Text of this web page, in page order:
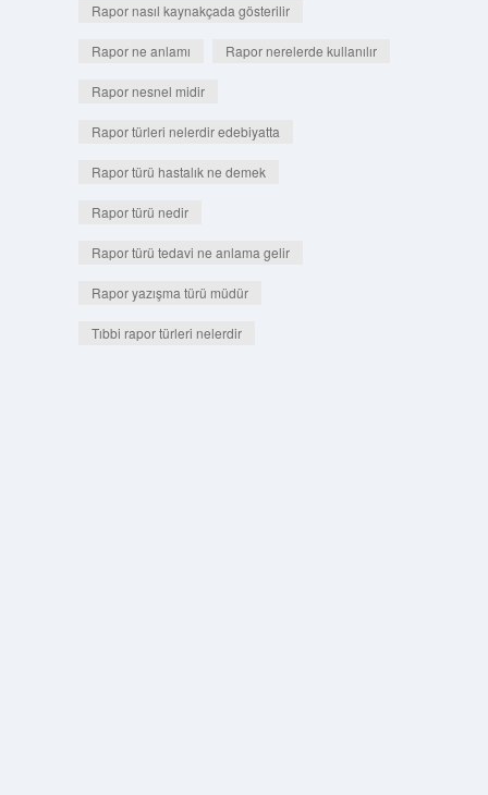
Rapor nasıl kaynakçada gösterilir
Rapor ne anlamı Rapor nerelerde kullanılır
Rapor nesnel midir
Rapor türleri nelerdir edebiyatta
Rapor türü hastalık ne demek
Rapor türü nedir
Rapor türü tedavi ne anlama gelir
Rapor yazışma türü müdür
Tıbbi rapor türleri nelerdir